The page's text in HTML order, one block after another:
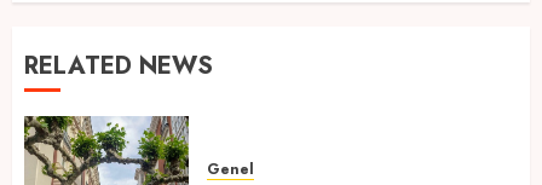
RELATED NEWS
Genel